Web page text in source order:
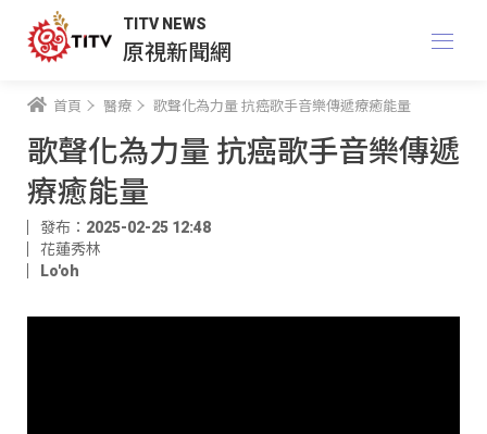
TITV NEWS
原視新聞網
首頁 醫療 歌聲化為力量 抗癌歌手音樂傳遞療癒能量
歌聲化為力量 抗癌歌手音樂傳遞
療癒能量
發布：2025-02-25 12:48
花蓮秀林
Lo'oh